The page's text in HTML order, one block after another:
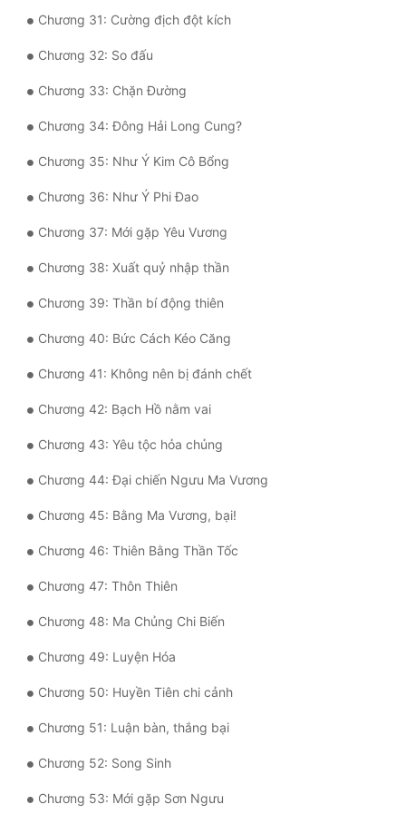
Tính Cách Nhân Vật :
Cơ Trí
Sát Phạt Quyết Đoán
Vô Sỉ
Điềm Đạm
Chương 31: Cường địch đột kích
Chương 32: So đấu
Chương 33: Chặn Đường
Chương 34: Đông Hải Long Cung?
Chương 35: Như Ý Kim Cô Bổng
Chương 36: Như Ý Phi Đao
Chương 37: Mới gặp Yêu Vương
Chương 38: Xuất quỷ nhập thần
Chương 39: Thần bí động thiên
Chương 40: Bức Cách Kéo Căng
Chương 41: Không nên bị đánh chết
Chương 42: Bạch Hồ nằm vai
Chương 43: Yêu tộc hỏa chủng
Chương 44: Đại chiến Ngưu Ma Vương
Chương 45: Bằng Ma Vương, bại!
Chương 46: Thiên Bằng Thần Tốc
Chương 47: Thôn Thiên
Chương 48: Ma Chủng Chi Biến
Chương 49: Luyện Hóa
Chương 50: Huyền Tiên chi cảnh
Chương 51: Luận bàn, thắng bại
Chương 52: Song Sinh
Chương 53: Mới gặp Sơn Ngưu